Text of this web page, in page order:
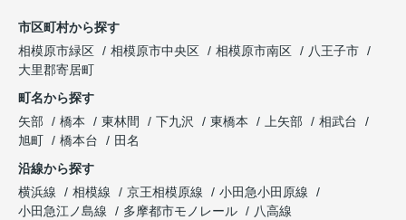
市区町村から探す
相模原市緑区
相模原市中央区 相模原市南区
八王子市
大里郡寄居町
町名から探す
矢部
橋本 東林間 下九沢 東橋本 上矢部
相武台
旭町
橋本台
田名
沿線から探す
横浜線
相模線 京王相模原線
小田急小田原線
小田急江ノ島線
多摩都市モノレール
八高線